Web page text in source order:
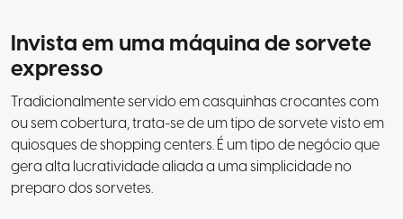
Invista em uma máquina de sorvete
expresso
Tradicionalmente servido em casquinhas crocantes com
ou sem cobertura, trata-se de um tipo de sorvete visto em
quiosques de shopping centers. É um tipo de negócio que
gera alta lucratividade aliada a uma simplicidade no
preparo dos sorvetes.